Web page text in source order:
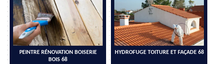
PEINTRE RÉNOVATION BOISERIE
BOIS 68
HYDROFUGE TOITURE ET FAÇADE 68